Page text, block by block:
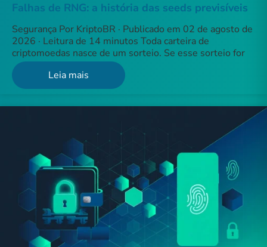
Falhas de RNG: a história das seeds previsíveis
Segurança Por KriptoBR · Publicado em 02 de agosto de
2026 · Leitura de 14 minutos Toda carteira de
criptomoedas nasce de um sorteio. Se esse sorteio for
Leia mais